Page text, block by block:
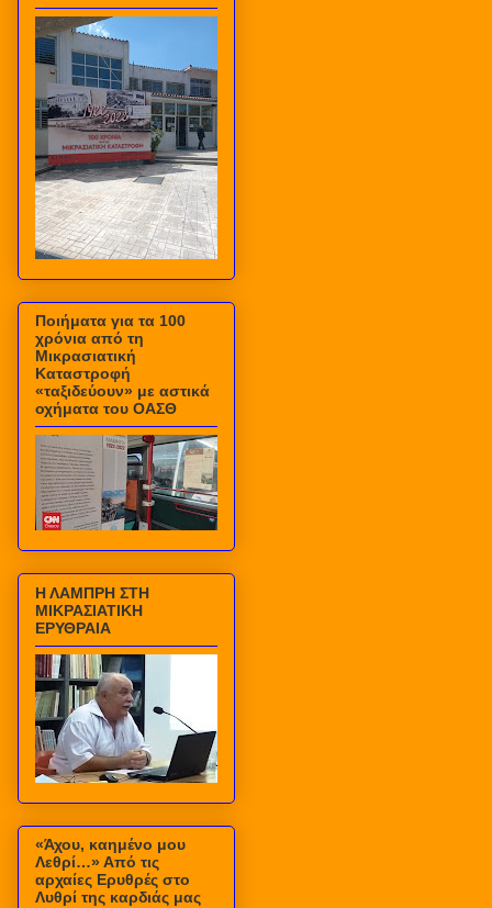
Ποιήματα για τα 100
χρόνια από τη
Μικρασιατική
Καταστροφή
«ταξιδεύουν» με αστικά
οχήματα του ΟΑΣΘ
Η ΛΑΜΠΡΗ ΣΤΗ
ΜΙΚΡΑΣΙΑΤΙΚΗ
ΕΡΥΘΡΑΙΑ
«Άχου, καημένο μου
Λεθρί…» Από τις
αρχαίες Ερυθρές στο
Λυθρί της καρδιάς μας